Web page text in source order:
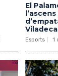
El
Esports 1